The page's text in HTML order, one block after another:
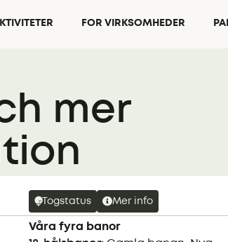
FOR VIRKSOMHEDER
mer
Togstatus Mer info
Våra fyra banor